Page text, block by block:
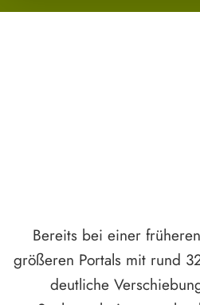
Bereits bei einer
größeren Portals mit rund
deutliche